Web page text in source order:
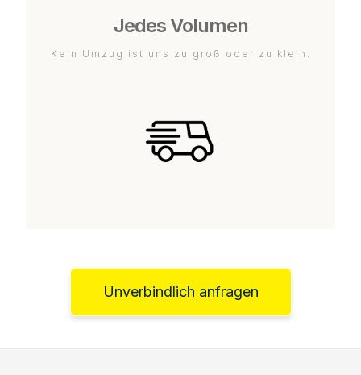
Jedes Volumen
Kein Umzug ist uns zu groß oder zu klein.
Unverbindlich anfragen